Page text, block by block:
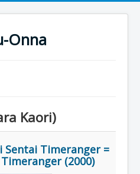
Onna
Kaori)
Sentai Timeranger =
(2000)